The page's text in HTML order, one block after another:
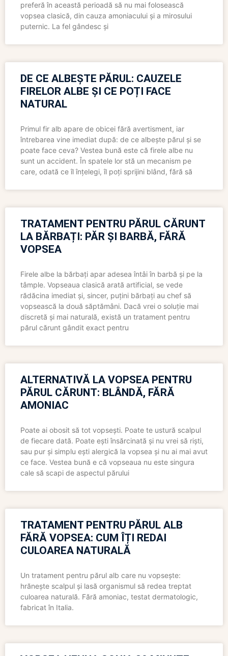
preferă în această perioadă să nu mai folosească
vopsea clasică, din cauza amoniacului și a mirosului
puternic. La fel gândesc și
DE CE ALBEȘTE PĂRUL: CAUZELE
FIRELOR ALBE ȘI CE POȚI FACE
NATURAL
Primul fir alb apare de obicei fără avertisment, iar
întrebarea vine imediat după: de ce albește părul și se
poate face ceva? Vestea bună este că firele albe nu
sunt un accident. În spatele lor stă un mecanism pe
care, odată ce îl înțelegi, îl poți sprijini blând, fără să
TRATAMENT PENTRU PĂRUL CĂRUNT
LA BĂRBAȚI: PĂR ȘI BARBĂ, FĂRĂ
VOPSEA
Firele albe la bărbați apar adesea întâi în barbă și pe la
tâmple. Vopseaua clasică arată artificial, se vede
rădăcina imediat și, sincer, puțini bărbați au chef să
vopsească la două săptămâni. Dacă vrei o soluție mai
discretă și mai naturală, există un tratament pentru
părul cărunt gândit exact pentru
ALTERNATIVĂ LA VOPSEA PENTRU
PĂRUL CĂRUNT: BLÂNDĂ, FĂRĂ
AMONIAC
Poate ai obosit să tot vopsești. Poate te ustură scalpul
de fiecare dată. Poate ești însărcinată și nu vrei să riști,
sau pur și simplu ești alergică la vopsea și nu ai mai avut
ce face. Vestea bună e că vopseaua nu este singura
cale să scapi de aspectul părului
TRATAMENT PENTRU PĂRUL ALB
FĂRĂ VOPSEA: CUM ÎȚI REDAI
CULOAREA NATURALĂ
Un tratament pentru părul alb care nu vopsește:
hrănește scalpul și lasă organismul să redea treptat
culoarea naturală. Fără amoniac, testat dermatologic,
fabricat în Italia.